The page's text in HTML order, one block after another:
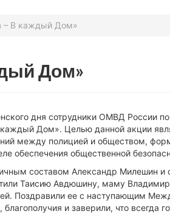
– В каждый Дом»
Дом»
дня сотрудники ОМВД России
Дом». Целью данной акции
между полицией и обществом,
обеспечения общественной
составом Александр Милешин и
Таисию Авдюшину, маму
Поздравили ее с наступающим
благополучия и заверили, что